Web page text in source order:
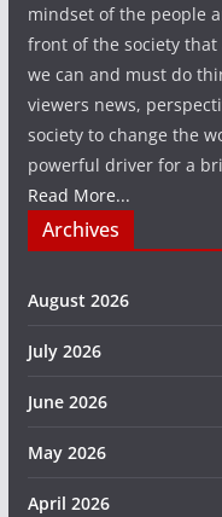
mindset of the people
front of the society that
we can and must do
viewers news,
society to change the
powerful driver for a
Read More...
Archives
August 2026
July 2026
June 2026
May 2026
April 2026